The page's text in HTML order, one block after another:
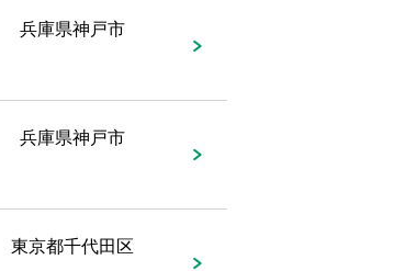
兵庫県神戸市
兵庫県神戸市
東京都千代田区